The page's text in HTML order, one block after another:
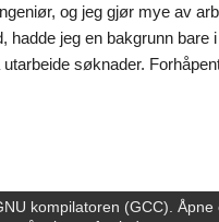
og jeg gjør mye av
hadde jeg en bakgrunn bare
søknader.
kompilatoren (GCC). Åpne